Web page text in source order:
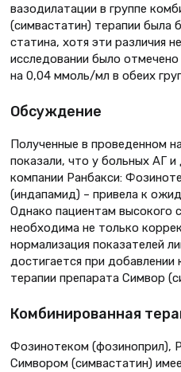
вазодилатации в группе
(симвастатин) терапии была
статина, хотя эти различия
исследовании было
на 0,04 ммоль/мл в обеих
Обсуждение
Полученные в проведенном
показали, что у больных АГ
компании Ранбакси:
(индапамид) – привела к
Однако пациентам высокого
необходима не только
нормализация показателей
достигается при добавлении
терапии препарата Симвор
Комбинированная
Фозинотеком (фозиноприл),
Симвором (симвастатин)